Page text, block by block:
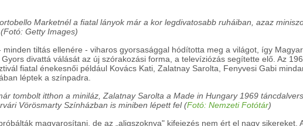
Marketnél a fiatal lányok már a kor legdivatosabb ruháiban, azaz
Getty Images)
minden tiltás ellenére - viharos gyorsasággal hódította meg a világot, így
Gyors divattá válását az új szórakozási forma, a televíziózás segítette elő. Az
fiatal énekesnői például Kovács Kati, Zalatnay Sarolta, Fenyvesi Gabi
léptek a színpadra.
tombolt itthon a miniláz, Zalatnay Sarolta a Made in Hungary 1969
Vörösmarty Színházban is miniben lépett fel (Fotó: Nemzeti Fotótár)
magyarosítani, de az „aligszoknya" kifejezés nem ért el nagy sikereket.